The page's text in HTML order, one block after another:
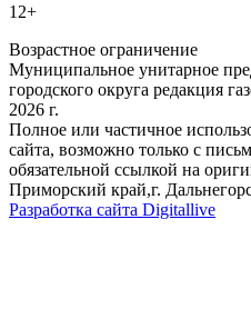
12+
Возрастное ограничение
Муниципальное унитарное
городского округа редакция
2026 г.
Полное или частичное
сайта, возможно только с
обязательной ссылкой на
Приморский край,г.
Разработка сайта Digitallive